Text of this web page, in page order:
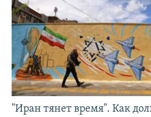
"Иран тянет время". Как